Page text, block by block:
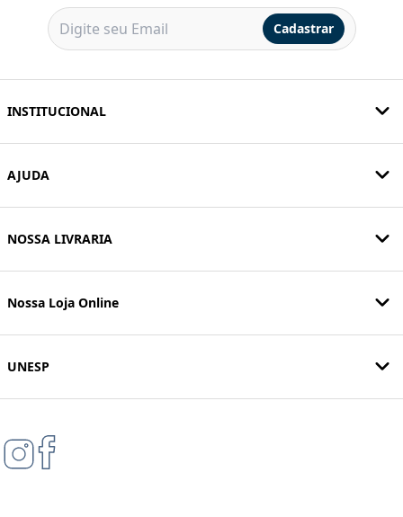
Cadastrar
INSTITUCIONAL
AJUDA
NOSSA LIVRARIA
Nossa Loja Online
UNESP